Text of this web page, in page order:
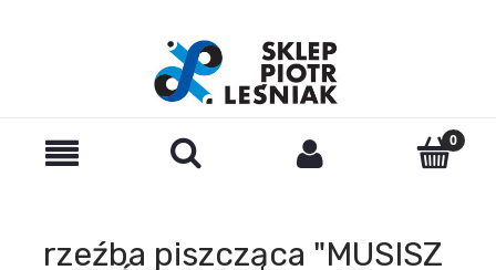
rzeźba piszcząca "MUSISZ